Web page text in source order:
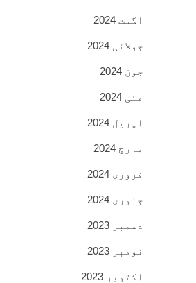
اگست 2024
جولائی 2024
جون 2024
مئی 2024
اپریل 2024
مارچ 2024
فروری 2024
جنوری 2024
دسمبر 2023
نومبر 2023
اکتوبر 2023